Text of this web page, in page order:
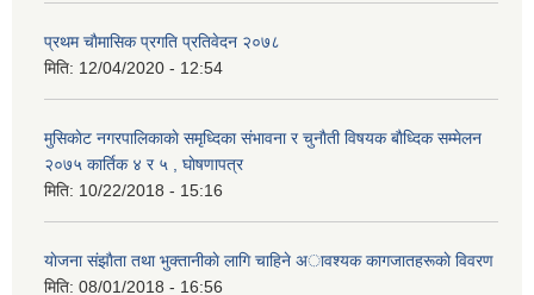
प्रथम चाैमासिक प्रगति प्रतिवेदन २०७८
मिति: 12/04/2020 - 12:54
मुसिकाेट नगरपालिकाकाे समृध्दिका संभावना र चुनाैती विषयक बाैध्दिक सम्मेलन
२०७५ कार्तिक ४ र ५ , घाेषणापत्र
मिति: 10/22/2018 - 15:16
याेजना संझाैता तथा भुक्तानीकाे लागि चाहिने अावश्यक कागजातहरूकाे विवरण
मिति: 08/01/2018 - 16:56